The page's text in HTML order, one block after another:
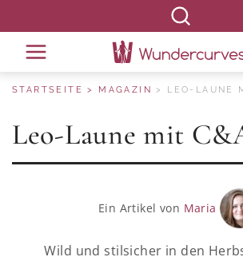
STARTSEITE MAGAZIN LEO-LAUNE
Leo-Laune mit
Ein Artikel von Maria
Wild und stilsicher in den